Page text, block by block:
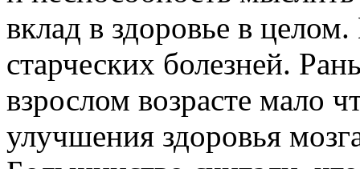
вклад в здоровье в
старческих болезней.
взрослом возрасте мало
улучшения здоровья